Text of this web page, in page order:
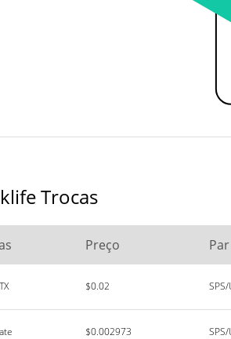
Trocas
Preço Par
$0.02
$0.002973